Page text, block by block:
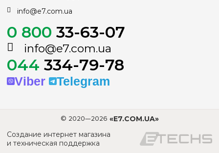
info@e7.com.ua
0 800 33-63-07
info@e7.com.ua
044 334-79-78
Viber Telegram
© 2020—2026 «E7.COM.UA»
Создание интернет магазина
и техническая поддержка